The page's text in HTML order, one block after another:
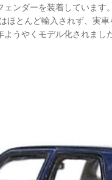
ェンダーを装着していま
ほとんど輸入されず、実
うやくモデル化されました